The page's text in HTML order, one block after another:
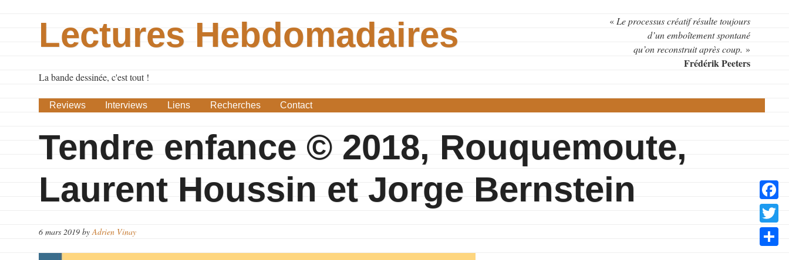
Lectures Hebdomadaires
La bande dessinée, c'est tout !
« Le processus créatif résulte toujours
d’un emboîtement spontané
qu’on reconstruit après coup. »
Frédérik Peeters
Reviews Interviews Liens Recherches Contact
Tendre enfance © 2018, Rouquemoute,
Laurent Houssin et Jorge Bernstein
6 mars 2019 byAdrien Vinay
Twitter